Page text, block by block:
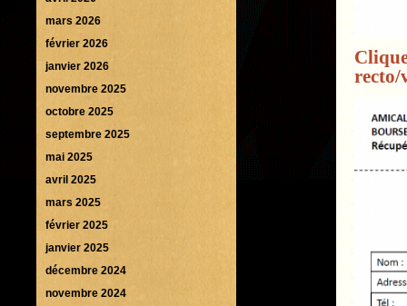
recto/
mars 2026
février 2026
janvier 2026
novembre 2025
octobre 2025
septembre 2025
mai 2025
avril 2025
mars 2025
février 2025
janvier 2025
décembre 2024
novembre 2024